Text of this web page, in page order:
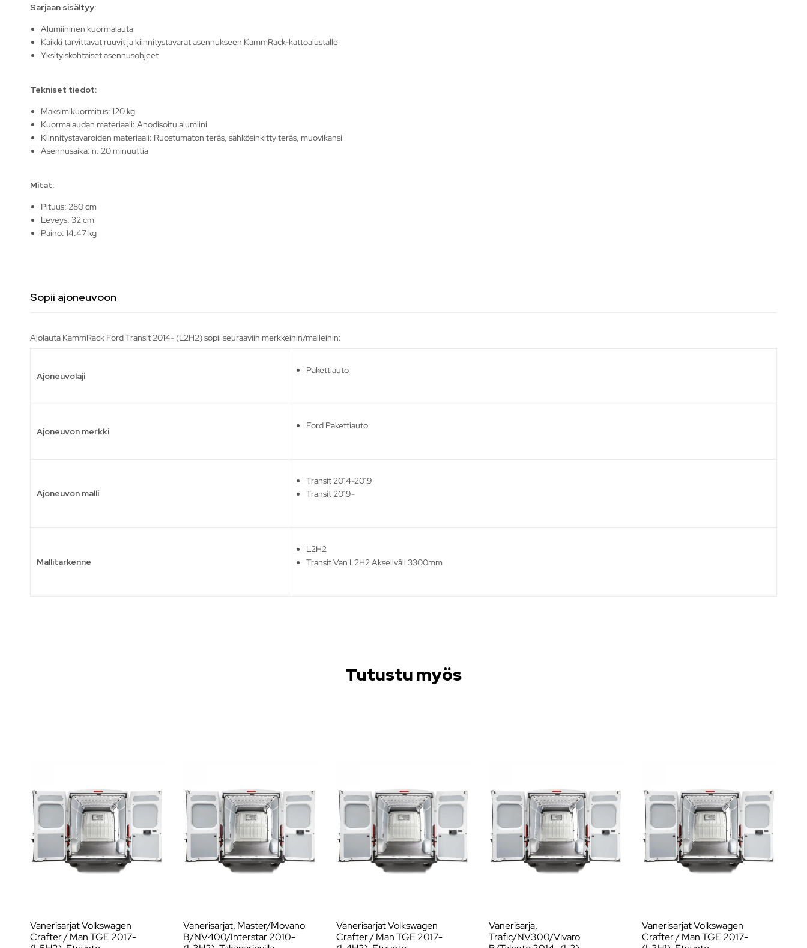
Sarjaan sisältyy:
Alumiininen kuormalauta
Kaikki tarvittavat ruuvit ja kiinnitystavarat asennukseen KammRack-kattoalustalle
Yksityiskohtaiset asennusohjeet
Tekniset tiedot:
Maksimikuormitus: 120 kg
Kuormalaudan materiaali: Anodisoitu alumiini
Kiinnitystavaroiden materiaali: Ruostumaton teräs, sähkösinkitty teräs, muovikansi
Asennusaika: n. 20 minuuttia
Mitat:
Pituus: 280 cm
Leveys: 32 cm
Paino: 14.47 kg
Sopii ajoneuvoon
Ajolauta KammRack Ford Transit 2014- (L2H2) sopii seuraaviin merkkeihin/malleihin:
Ajoneuvolaji
Pakettiauto
Ajoneuvon merkki
Ford Pakettiauto
Ajoneuvon malli
Transit 2014-2019
Transit 2019-
Mallitarkenne
L2H2
Transit Van L2H2 Akseliväli 3300mm
Tutustu myös
Vanerisarjat Volkswagen
Crafter / Man TGE 2017-
Vanerisarjat, Master/Movano
B/NV400/Interstar 2010-
Vanerisarjat Volkswagen
Crafter / Man TGE 2017-
Vanerisarja,
Trafic/NV300/Vivaro
Vanerisarjat Volkswagen
Crafter / Man TGE 2017-